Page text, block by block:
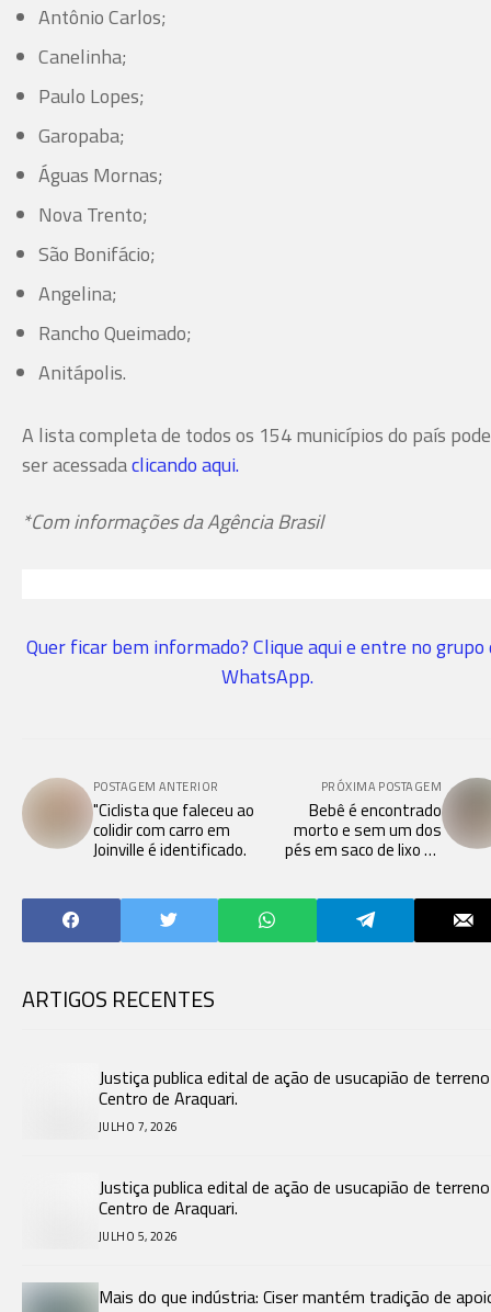
Antônio Carlos;
Canelinha;
Paulo Lopes;
Garopaba;
Águas Mornas;
Nova Trento;
São Bonifácio;
Angelina;
Rancho Queimado;
Anitápolis.
A lista completa de todos os 154 municípios do país pode
ser acessadaclicando aqui.
*Com informações da Agência Brasil
Quer ficar bem informado? Clique aqui e entre no grupo
WhatsApp.
POSTAGEM ANTERIOR
"Ciclista que faleceu ao
colidir com carro em
Joinville é identificado.
PRÓXIMA POSTAGEM
Bebê é encontrado
morto e sem um dos
pés em saco de lixo no
ARTIGOS RECENTES
Justiça publica edital de ação de usucapião de
Centro de Araquari.
JULHO 7, 2026
Justiça publica edital de ação de usucapião de
Centro de Araquari.
JULHO 5, 2026
Mais do que indústria: Ciser mantém tradição de